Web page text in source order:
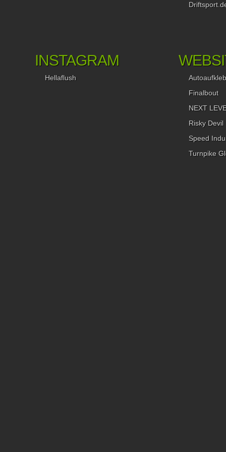
großer Verspätung eintraf. Aber es war noch nicht zu spät
Chance gab, diesem Event live oder virtuell beizuwohnen)
Andy es in einen sehr kleinen und familiären Rahmen. Nur
Freunde, Kollegen und eben auch meine Wenigkeit bekamen
und Zeit mitgeteilt und versammelten sich rund um Nakai
Diskussionslaune und das Wetter wie es Ende August sein
Unglaublich warm. Zu RWB gibt es natürlich viel mehr zu
daher werde ich alsbald in einem weiteren Feature (ich
einfach nicht, alles in einen Artikel zu verpacken) einen
detaillierteren Blick auf diese seltsame japanische Firma mit
INSTAGRAM
Hellaflush
Finalbout
NEXT
Risky Devil
Speed
Turnpike